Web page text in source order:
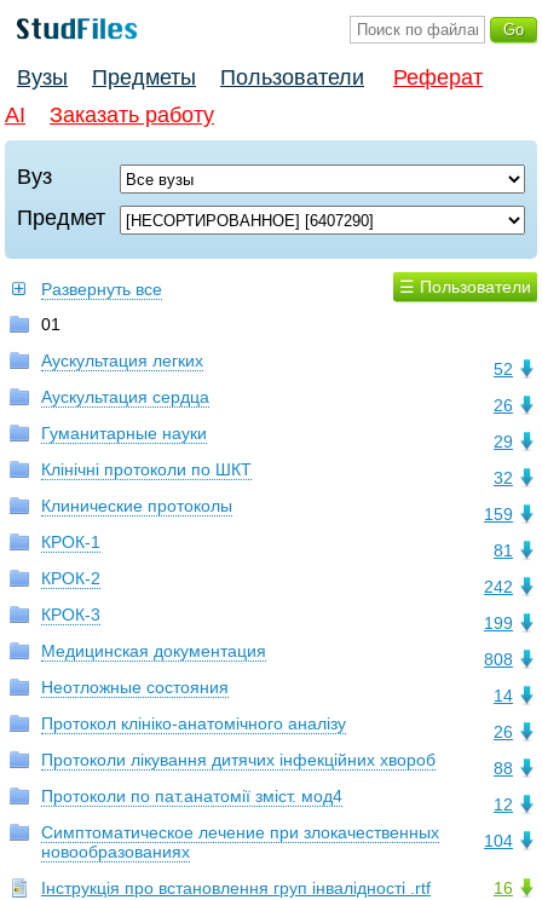
Вузы Предметы Пользователи
Реферат
AI
Заказать работу
Вуз
Предмет
☰ Пользователи
Развернуть все
01
52
Аускультация легких
26
Аускультация сердца
29
Гуманитарные науки
32
Клінічні протоколи по ШКТ
159
Клинические протоколы
81
КРОК-1
242
КРОК-2
199
КРОК-3
808
Медицинская документация
14
Неотложные состояния
26
Протокол клініко-анатомічного аналізу
88
Протоколи лікування дитячих інфекційних хвороб
12
Протоколи по пат.анатомії зміст. мод4
104
Симптоматическое лечение при злокачественных
новообразованиях
16
Інструкція про встановлення груп інвалідності .rtf